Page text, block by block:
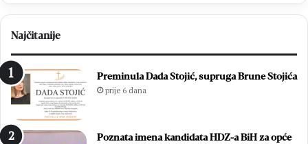
Najčitanije
Preminula Dada Stojić, supruga Brune Stojića
prije 6 dana
Poznata imena kandidata HDZ-a BiH za opće